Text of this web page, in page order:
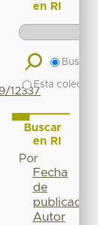
12337
en RI
Buscar
Esta
Buscar
en RI
Por
Fecha
de
publicación
Autor